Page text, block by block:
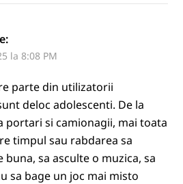
la 8:08 PM
parte din utilizatorii
deloc adolescenti. De la
portari si camionagii, mai toata
timpul sau rabdarea sa
buna, sa asculte o muzica, sa
sa bage un joc mai misto